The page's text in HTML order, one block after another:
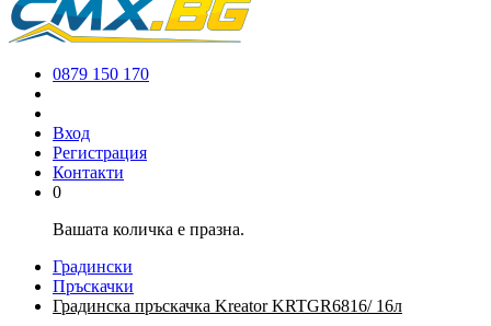
0879 150 170
Вход
Регистрация
Контакти
0
Вашата количка е празна.
Градински
Пръскачки
Градинска пръскачка Kreator KRTGR6816/ 16л